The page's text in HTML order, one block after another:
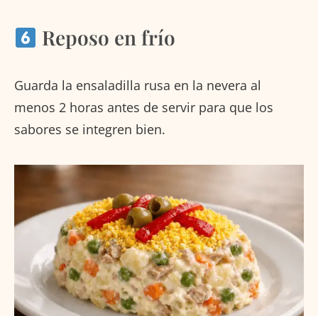
Reposo en frío
Guarda la ensaladilla rusa en la nevera al
menos 2 horas antes de servir para que los
sabores se integren bien.